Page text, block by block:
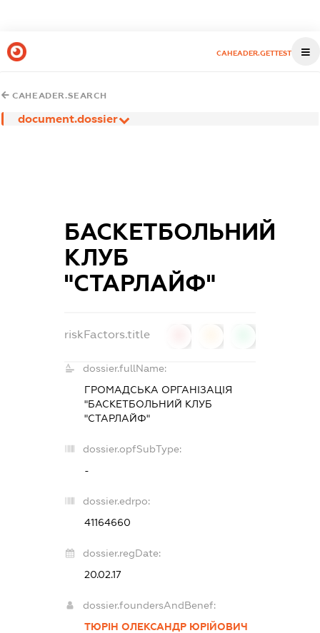
CAHEADER.GETTEST
CAHEADER.SEARCH
document.dossier
БАСКЕТБОЛЬНИЙ
КЛУБ
"СТАРЛАЙФ"
riskFactors.title
dossier.fullName:
ГРОМАДСЬКА ОРГАНІЗАЦІЯ
"БАСКЕТБОЛЬНИЙ КЛУБ
"СТАРЛАЙФ"
dossier.opfSubType:
-
dossier.edrpo:
41164660
dossier.regDate:
20.02.17
dossier.foundersAndBenef:
ТЮРІН ОЛЕКСАНДР ЮРІЙОВИЧ